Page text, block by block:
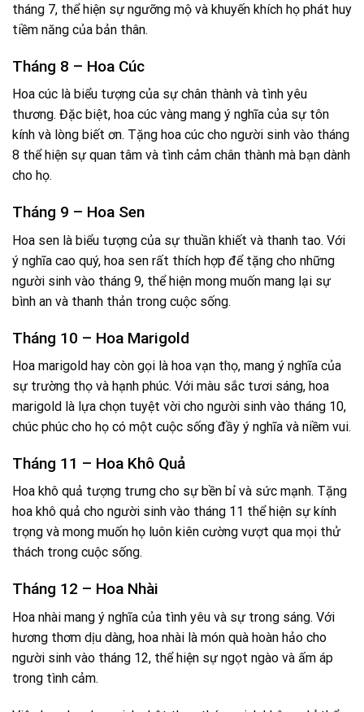
tháng 7, thể hiện sự ngưỡng mộ và khuyến khích họ phát huy
tiềm năng của bản thân.
Tháng 8 – Hoa Cúc
Hoa cúc là biểu tượng của sự chân thành và tình yêu
thương. Đặc biệt, hoa cúc vàng mang ý nghĩa của sự tôn
kính và lòng biết ơn. Tặng hoa cúc cho người sinh vào tháng
8 thể hiện sự quan tâm và tình cảm chân thành mà bạn dành
cho họ.
Tháng 9 – Hoa Sen
Hoa sen là biểu tượng của sự thuần khiết và thanh tao. Với
ý nghĩa cao quý, hoa sen rất thích hợp để tặng cho những
người sinh vào tháng 9, thể hiện mong muốn mang lại sự
bình an và thanh thản trong cuộc sống.
Tháng 10 – Hoa Marigold
Hoa marigold hay còn gọi là hoa vạn thọ, mang ý nghĩa của
sự trường thọ và hạnh phúc. Với màu sắc tươi sáng, hoa
marigold là lựa chọn tuyệt vời cho người sinh vào tháng 10,
chúc phúc cho họ có một cuộc sống đầy ý nghĩa và niềm vui.
Tháng 11 – Hoa Khô Quả
Hoa khô quả tượng trưng cho sự bền bỉ và sức mạnh. Tặng
hoa khô quả cho người sinh vào tháng 11 thể hiện sự kính
trọng và mong muốn họ luôn kiên cường vượt qua mọi thử
thách trong cuộc sống.
Tháng 12 – Hoa Nhài
Hoa nhài mang ý nghĩa của tình yêu và sự trong sáng. Với
hương thơm dịu dàng, hoa nhài là món quà hoàn hảo cho
người sinh vào tháng 12, thể hiện sự ngọt ngào và ấm áp
trong tình cảm.